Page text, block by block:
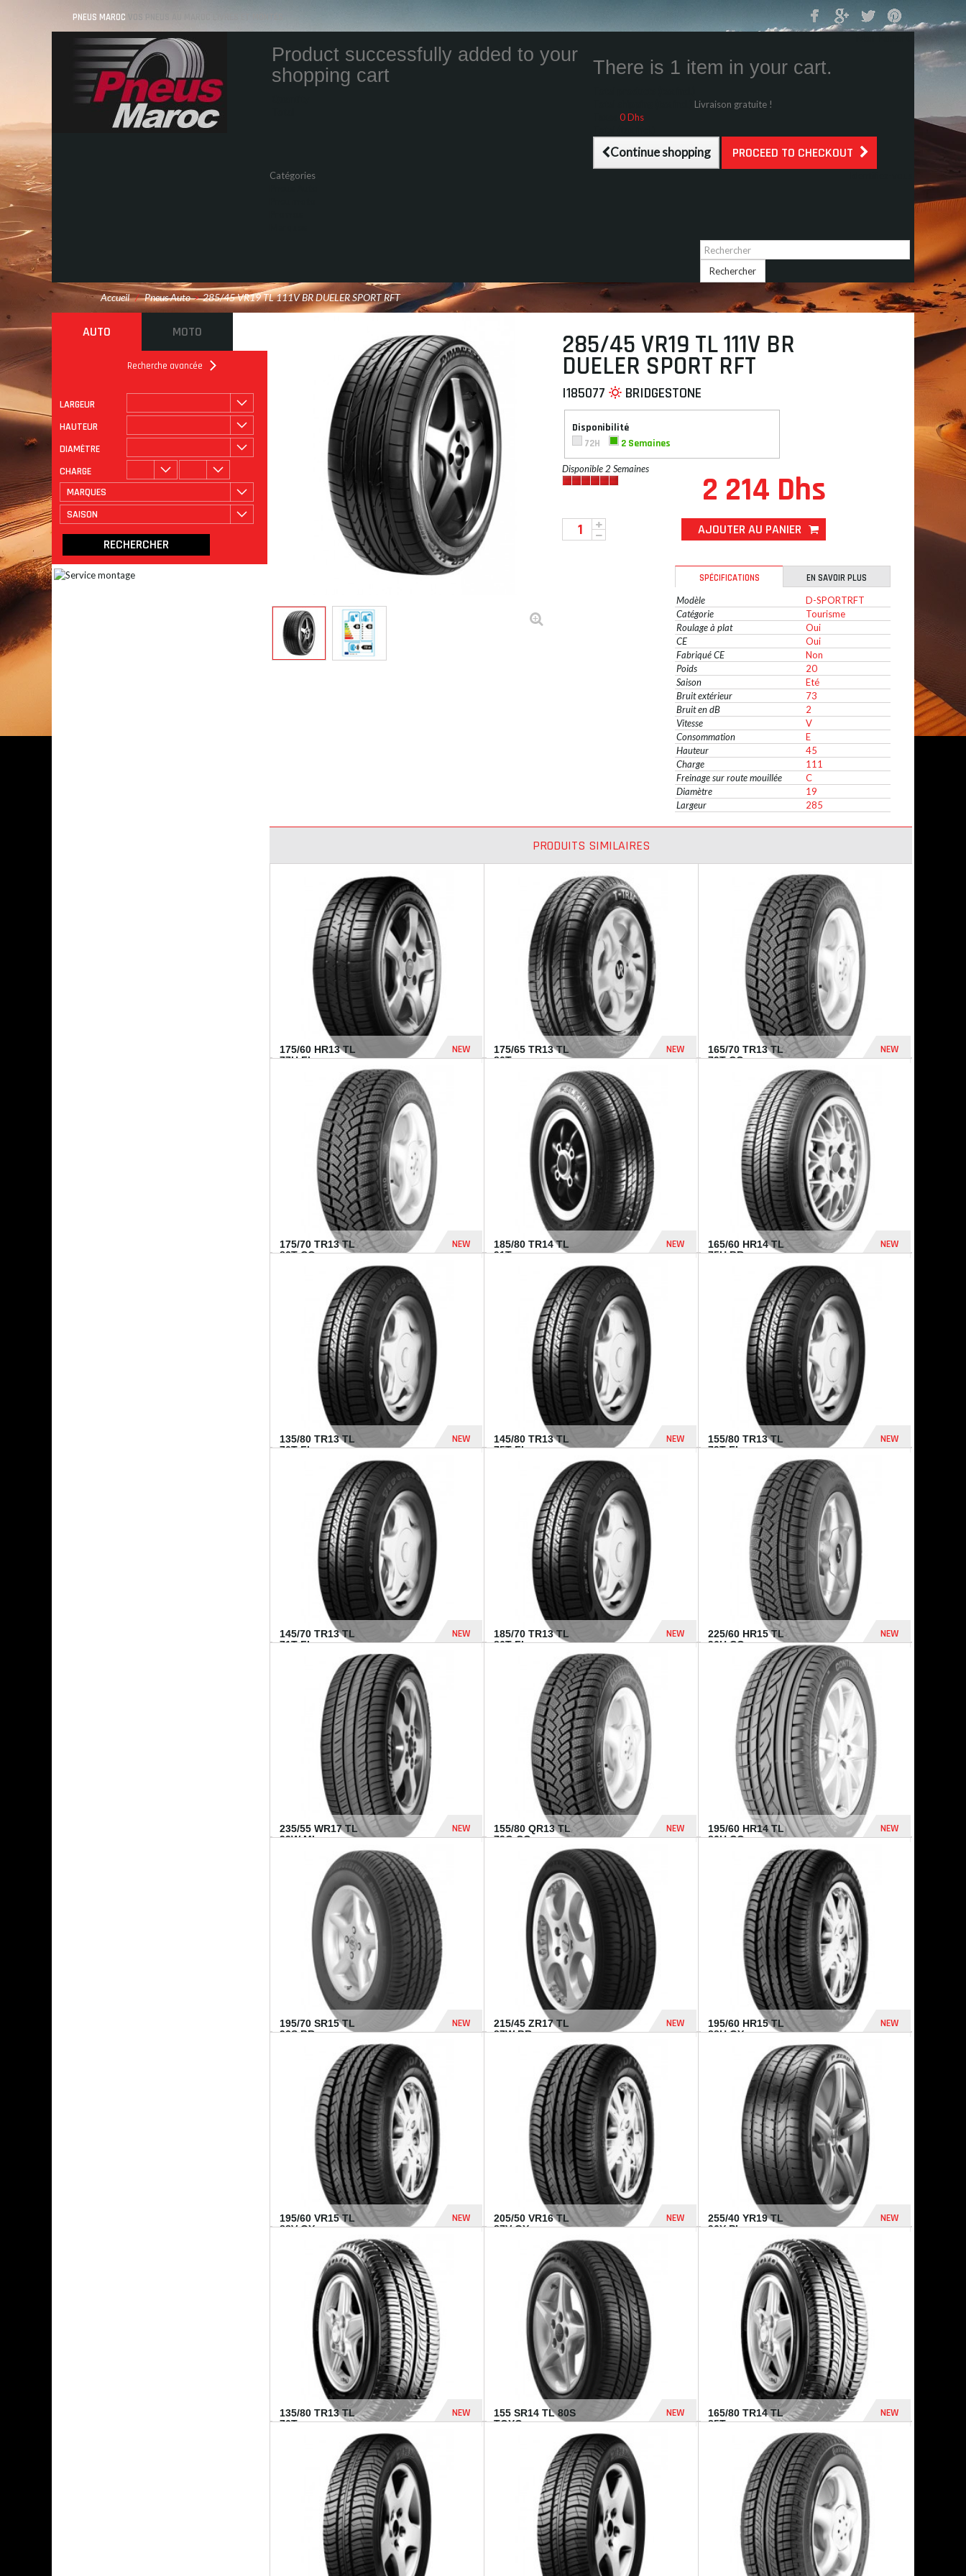
PNEUS MAROC VOS PNEUS AU MAROC LIVRÉS ET MONTÉS
Product successfully added to your
shopping cart
There is 1 item in your cart.
Livraison gratuite !
0 Dhs
Continue shopping PROCEED TO CHECKOUT
Catégories
Rechercher
Accueil / Pneus Auto > 285/45 VR19 TL 111V BR DUELER SPORT RFT
AUTO MOTO
Recherche avancée
LARGEUR
HAUTEUR
DIAMÈTRE
CHARGE
MARQUES
SAISON
ROULAGE À PLAT
285/45 VR19 TL 111V BR
DUELER SPORT RFT
I185077 BRIDGESTONE
Disponibilité
72H
2 Semaines
Disponible 2 Semaines
2 214 Dhs
AJOUTER AU PANIER
SPÉCIFICATIONS
EN SAVOIR PLUS
Modèle
D-SPORTRFT
Catégorie
Tourisme
Roulage à plat
Oui
CE
Oui
Fabriqué CE
Non
Poids
20
Saison
Eté
Bruit extérieur
73
Bruit en dB
2
Vitesse
V
Consommation
E
Hauteur
45
Charge
111
Freinage sur route mouillée
C
Diamètre
19
Largeur
285
PRODUITS SIMILAIRES
175/60 HR13 TL
77H FI...
NEW
394 Dhs
175/65 TR13 TL
80T...
NEW
165/70 TR13 TL
79T CO...
NEW
364 Dhs
175/70 TR13 TL
82T CO...
NEW
185/80 TR14 TL
91T...
NEW
448 Dhs
165/60 HR14 TL
75H BR...
NEW
135/80 TR13 TL
70T FI...
NEW
145/80 TR13 TL
75T FI...
NEW
155/80 TR13 TL
79T FI...
NEW
145/70 TR13 TL
71T FI...
NEW
185/70 TR13 TL
86T FI...
NEW
432 Dhs
225/60 HR15 TL
96H CO...
NEW
1 040 Dhs
235/55 WR17 TL
99W MI...
NEW
1 182 Dhs
155/80 QR13 TL
79Q CO...
NEW
195/60 HR14 TL
86H CO...
NEW
790 Dhs
195/70 SR15 TL
92S BR...
NEW
837 Dhs
215/45 ZR17 TL
87W BR...
NEW
955 Dhs
195/60 HR15 TL
88H GY...
NEW
195/60 VR15 TL
88V GY...
NEW
205/50 VR16 TL
87V GY...
NEW
255/40 YR19 TL
96Y PI...
NEW
1 771 Dhs
135/80 TR13 TL
70T...
NEW
155 SR14 TL 80S
TOYO...
NEW
165/80 TR14 TL
85T...
NEW
458 Dhs